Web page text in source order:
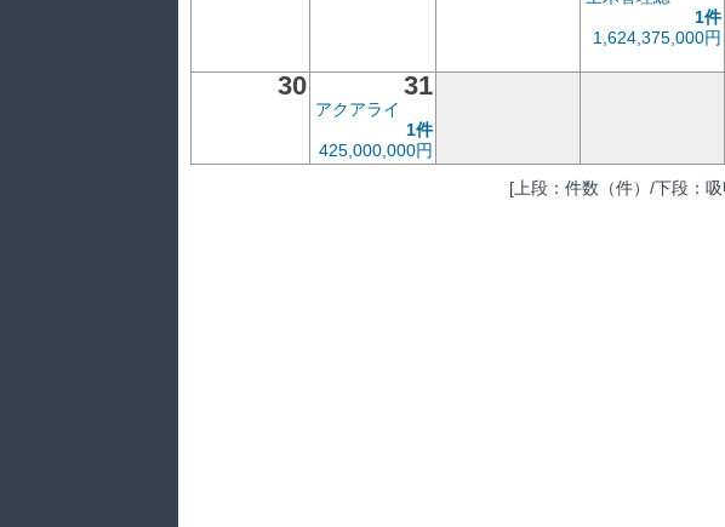
1件
1,624,375,000円
30 31
アクアライ
1件
425,000,000円
[上段：件数（件）/下段：